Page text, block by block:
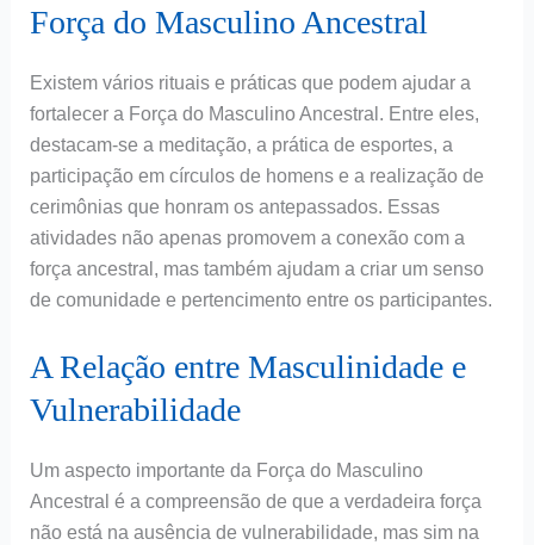
Força do Masculino Ancestral
Existem vários rituais e práticas que podem ajudar a
fortalecer a Força do Masculino Ancestral. Entre eles,
destacam-se a meditação, a prática de esportes, a
participação em círculos de homens e a realização de
cerimônias que honram os antepassados. Essas
atividades não apenas promovem a conexão com a
força ancestral, mas também ajudam a criar um senso
de comunidade e pertencimento entre os participantes.
A Relação entre Masculinidade e
Vulnerabilidade
Um aspecto importante da Força do Masculino
Ancestral é a compreensão de que a verdadeira força
não está na ausência de vulnerabilidade, mas sim na